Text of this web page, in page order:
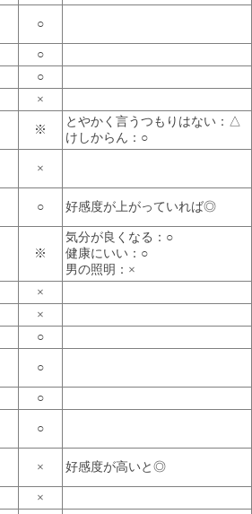
○
○
○
×
※
とやかく言うつもりはない：△
けしからん：○
×
○ 好感度が上がっていれば◎
※
気分が良くなる：○
健康にいい：○
男の照明：×
×
×
○
○
○
○
× 好感度が高いと◎
×